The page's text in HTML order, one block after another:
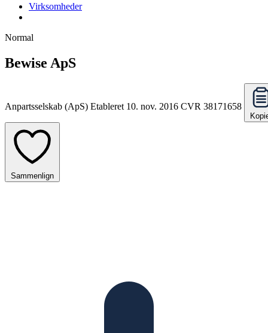
Virksomheder
Normal
Bewise ApS
Anpartsselskab (ApS) Etableret 10. nov. 2016 CVR 38171658
Sammenlign